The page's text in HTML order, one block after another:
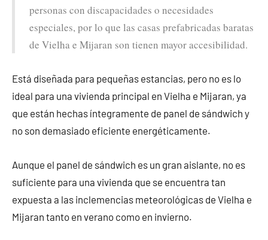
personas con discapacidades o necesidades
especiales, por lo que las casas prefabricadas baratas
de Vielha e Mijaran son tienen mayor accesibilidad.
Está diseñada para pequeñas estancias, pero no es lo
ideal para una vivienda principal en Vielha e Mijaran, ya
que están hechas íntegramente de panel de sándwich y
no son demasiado eficiente energéticamente.
Aunque el panel de sándwich es un gran aislante, no es
suficiente para una vivienda que se encuentra tan
expuesta a las inclemencias meteorológicas de Vielha e
Mijaran tanto en verano como en invierno.